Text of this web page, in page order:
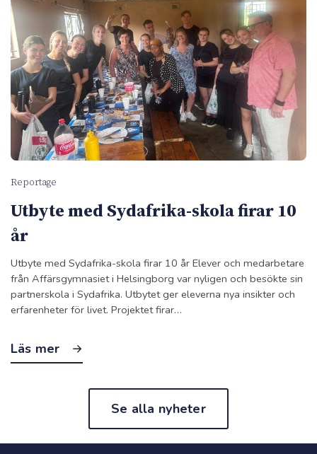
Reportage
Utbyte med Sydafrika-skola firar 10
år
Utbyte med Sydafrika-skola firar 10 år Elever och medarbetare
från Affärsgymnasiet i Helsingborg var nyligen och besökte sin
partnerskola i Sydafrika. Utbytet ger eleverna nya insikter och
erfarenheter för livet. Projektet firar…
Läs mer
Se alla nyheter